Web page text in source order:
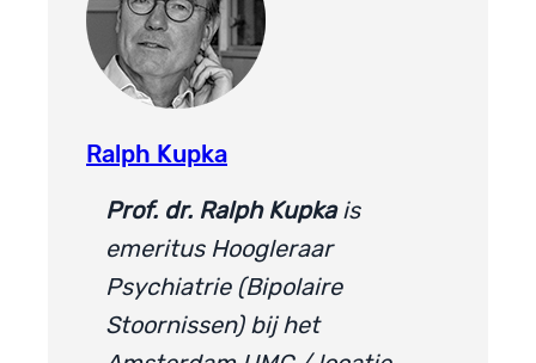
Ralph Kupka
Prof. dr. Ralph Kupkais
emeritus Hoogleraar
Psychiatrie (Bipolaire
Stoornissen) bij het